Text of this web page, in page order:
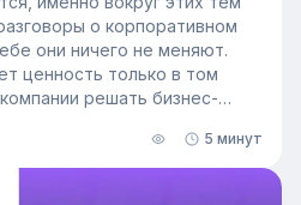
о корпоративном
они ничего не меняют.
ценность только в том
решать бизнес-
уже не выбор
какое влияние
и можно ли этот
5 минут